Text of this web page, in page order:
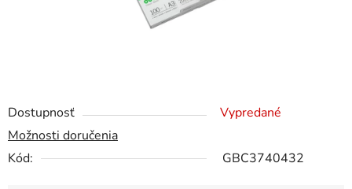
Dostupnosť
Vypredané
Možnosti doručenia
Kód:
GBC3740432